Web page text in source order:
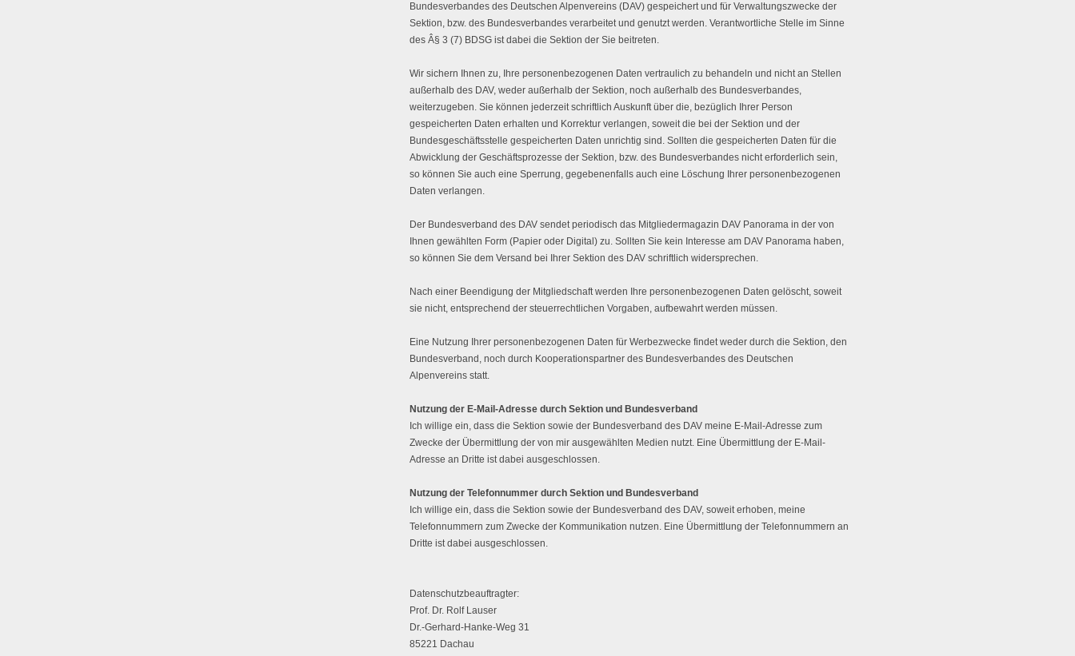
Bundesverbandes des Deutschen Alpenvereins (DAV) gespeichert und für Verwaltungszwecke der
Sektion, bzw. des Bundesverbandes verarbeitet und genutzt werden. Verantwortliche Stelle im Sinne
des Â§ 3 (7) BDSG ist dabei die Sektion der Sie beitreten.
Wir sichern Ihnen zu, Ihre personenbezogenen Daten vertraulich zu behandeln und nicht an Stellen
außerhalb des DAV, weder außerhalb der Sektion, noch außerhalb des Bundesverbandes,
weiterzugeben. Sie können jederzeit schriftlich Auskunft über die, bezüglich Ihrer Person
gespeicherten Daten erhalten und Korrektur verlangen, soweit die bei der Sektion und der
Bundesgeschäftsstelle gespeicherten Daten unrichtig sind. Sollten die gespeicherten Daten für die
Abwicklung der Geschäftsprozesse der Sektion, bzw. des Bundesverbandes nicht erforderlich sein,
so können Sie auch eine Sperrung, gegebenenfalls auch eine Löschung Ihrer personenbezogenen
Daten verlangen.
Der Bundesverband des DAV sendet periodisch das Mitgliedermagazin DAV Panorama in der von
Ihnen gewählten Form (Papier oder Digital) zu. Sollten Sie kein Interesse am DAV Panorama haben,
so können Sie dem Versand bei Ihrer Sektion des DAV schriftlich widersprechen.
Nach einer Beendigung der Mitgliedschaft werden Ihre personenbezogenen Daten gelöscht, soweit
sie nicht, entsprechend der steuerrechtlichen Vorgaben, aufbewahrt werden müssen.
Eine Nutzung Ihrer personenbezogenen Daten für Werbezwecke findet weder durch die Sektion, den
Bundesverband, noch durch Kooperationspartner des Bundesverbandes des Deutschen
Alpenvereins statt.
Nutzung der E-Mail-Adresse durch Sektion und Bundesverband
Ich willige ein, dass die Sektion sowie der Bundesverband des DAV meine E-Mail-Adresse zum
Zwecke der Übermittlung der von mir ausgewählten Medien nutzt. Eine Übermittlung der E-Mail-
Adresse an Dritte ist dabei ausgeschlossen.
Nutzung der Telefonnummer durch Sektion und Bundesverband
Ich willige ein, dass die Sektion sowie der Bundesverband des DAV, soweit erhoben, meine
Telefonnummern zum Zwecke der Kommunikation nutzen. Eine Übermittlung der Telefonnummern an
Dritte ist dabei ausgeschlossen.
Datenschutzbeauftragter:
Prof. Dr. Rolf Lauser
Dr.-Gerhard-Hanke-Weg 31
85221 Dachau